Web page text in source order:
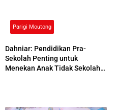
Parigi Moutong
Dahniar: Pendidikan Pra-
Sekolah Penting untuk
Menekan Anak Tidak Sekolah